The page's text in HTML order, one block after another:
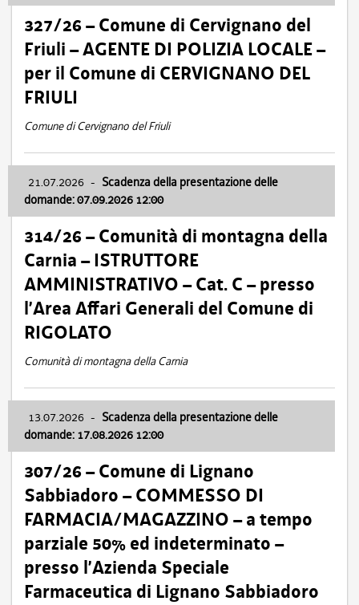
327/26 – Comune di Cervignano del
Friuli – AGENTE DI POLIZIA LOCALE –
per il Comune di CERVIGNANO DEL
FRIULI
Comune di Cervignano del Friuli
21.07.2026 - Scadenza della presentazione delle
domande: 07.09.2026 12:00
314/26 – Comunità di montagna della
Carnia – ISTRUTTORE
AMMINISTRATIVO – Cat. C – presso
l’Area Affari Generali del Comune di
RIGOLATO
Comunità di montagna della Carnia
13.07.2026 - Scadenza della presentazione delle
domande: 17.08.2026 12:00
307/26 – Comune di Lignano
Sabbiadoro – COMMESSO DI
FARMACIA/MAGAZZINO – a tempo
parziale 50% ed indeterminato –
presso l’Azienda Speciale
Farmaceutica di Lignano Sabbiadoro